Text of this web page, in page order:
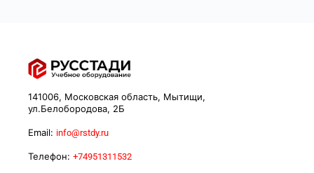
141006, Московская область, Мытищи,
ул.Белобородова, 2Б
Email: info@rstdy.ru
Телефон: +74951311532